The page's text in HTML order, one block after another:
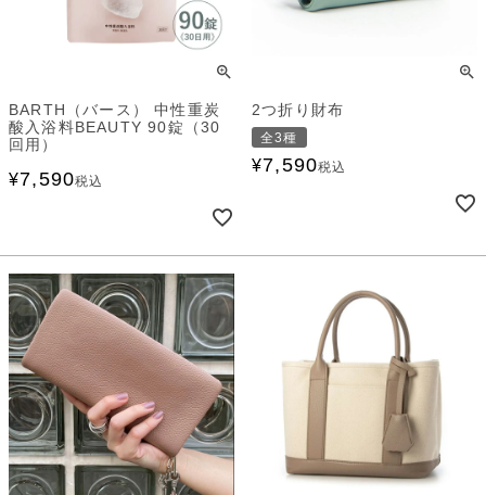
BARTH（バース） 中性重炭
酸入浴料BEAUTY 90錠（30
回用）
¥7,590税込
2つ折り財布
全3種
¥7,590税込